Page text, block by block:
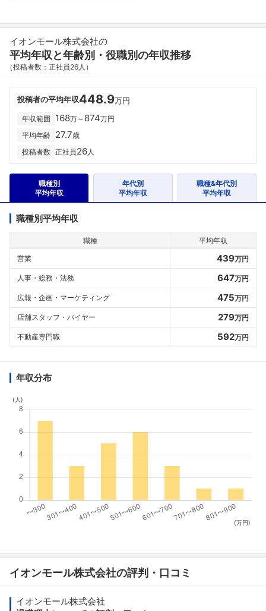
イオンモール株式会社の
平均年収と年齢別・役職別の年収推移
（投稿者数：正社員26人）
投稿者の平均年収448.9万円
年収範囲 168万～ 874万円
平均年齢 27.7歳
投稿者数 正社員26人
職種別
平均年収
年代別
平均年収
職種&年代別
平均年収
職種別平均年収
職種
平均年収
営業
439万円
人事・総務・法務 647万円
広報・企画・マーケティング 475万円
店舗スタッフ・バイヤー 279万円
不動産専門職 592万円
年収分布
(人)
(万円)
イオンモール株式会社の評判・口コミ
イオンモール株式会社